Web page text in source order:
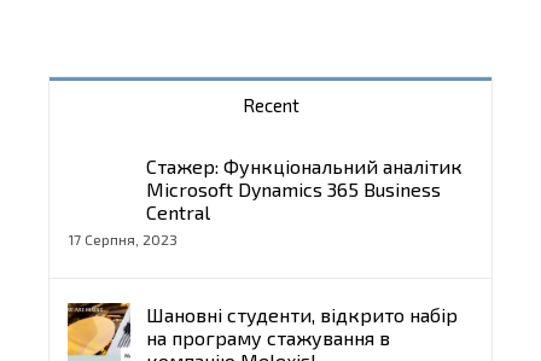
Recent
Стажер: Функціональний аналітик
Microsoft Dynamics 365 Business
Central
17 Серпня, 2023
Шановні студенти, відкрито набір
на програму стажування в